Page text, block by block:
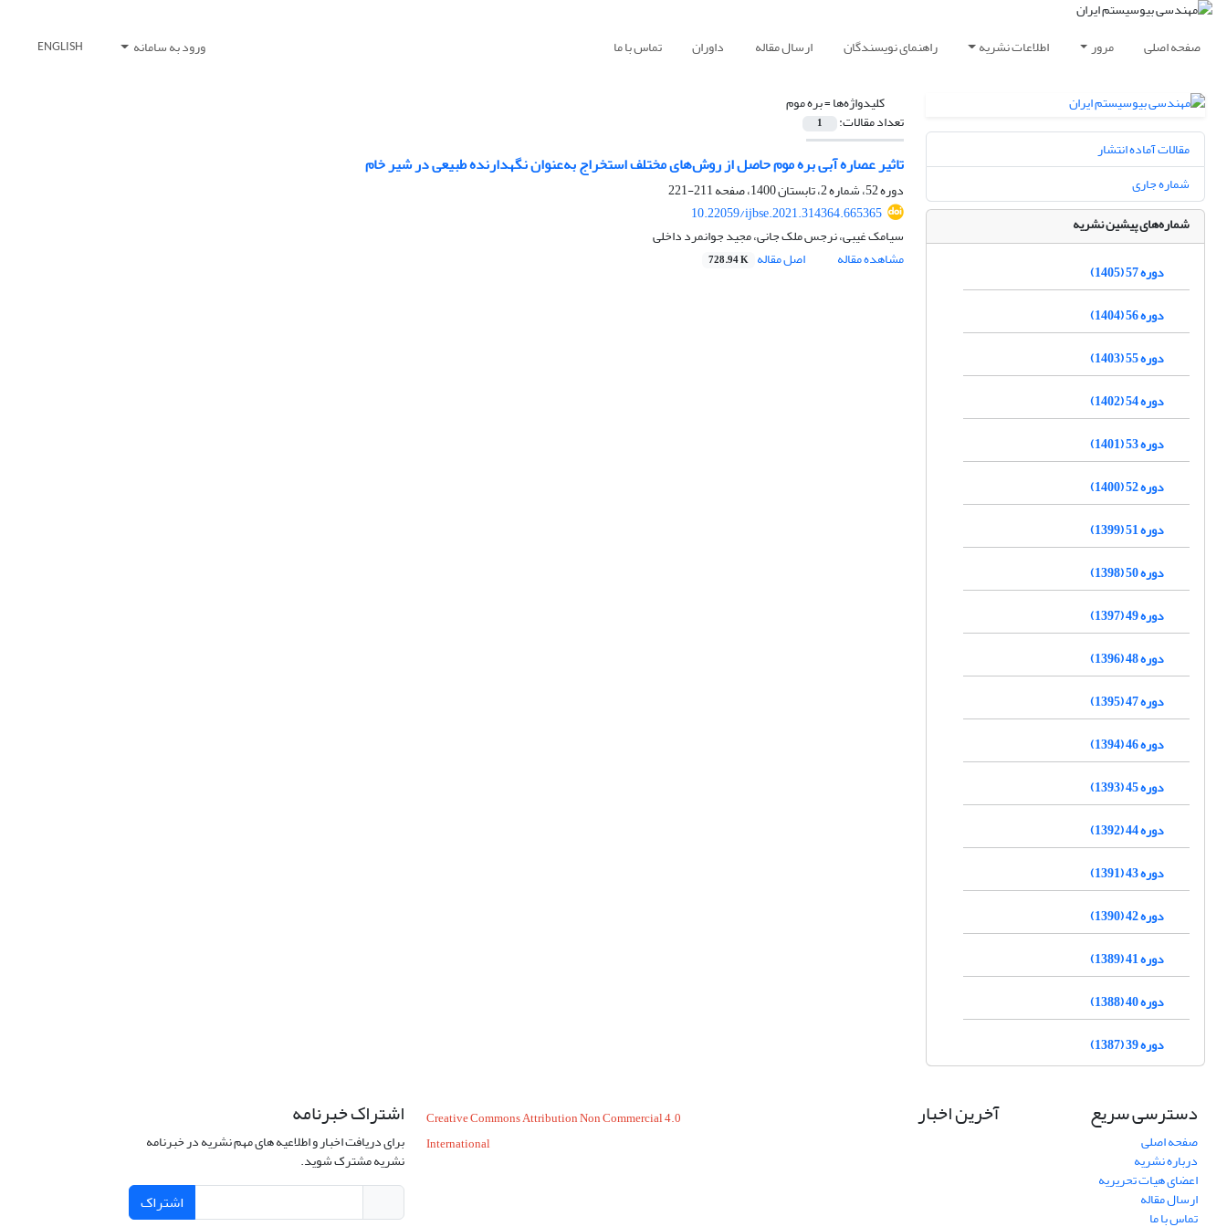
صفحه اصلی مرور اطلاعات نشریه راهنمای نویسندگان ارسال مقاله داوران تماس با ما ورود به سامانه ENGLISH
کلیدواژه‌ها =بره موم
تعداد مقالات: 1
تاثیر عصاره‌ آبی بره موم حاصل از روش‌های مختلف استخراج به‌عنوان نگهدارنده طبیعی در شیر خام
دوره 52، شماره 2، تابستان 1400، صفحه
211-221
10.22059/ijbse.2021.314364.665365
سیامک غیبی، نرجس ملک جانی، مجید جوانمرد داخلی
مشاهده مقاله
اصل مقاله 728.94 K
مقالات آماده انتشار
شماره جاری
شماره‌های پیشین نشریه
دوره 57 (1405)
دوره 56 (1404)
دوره 55 (1403)
دوره 54 (1402)
دوره 53 (1401)
دوره 52 (1400)
دوره 51 (1399)
دوره 50 (1398)
دوره 49 (1397)
دوره 48 (1396)
دوره 47 (1395)
دوره 46 (1394)
دوره 45 (1393)
دوره 44 (1392)
دوره 43 (1391)
دوره 42 (1390)
دوره 41 (1389)
دوره 40 (1388)
دوره 39 (1387)
دسترسی سریع
صفحه اصلی
درباره نشریه
اعضای هیات تحریریه
ارسال مقاله
تماس با ما
آخرین اخبار
Creative Commons Attribution Non Commercial 4.0
International
اشتراک خبرنامه
برای دریافت اخبار و اطلاعیه های مهم نشریه در خبرنامه
نشریه مشترک شوید.
اشتراک